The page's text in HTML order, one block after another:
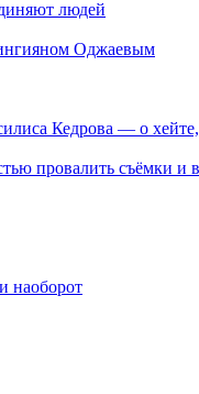
людей
Оджаевым
Кедрова — о
провалить съёмки и
наоборот